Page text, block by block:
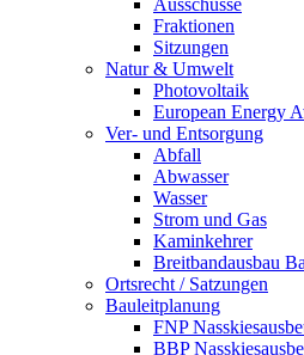
Ausschüsse
Fraktionen
Sitzungen
Natur & Umwelt
Photovoltaik
European Energy
Ver- und Entsorgung
Abfall
Abwasser
Wasser
Strom und Gas
Kaminkehrer
Breitbandausbau
Ortsrecht / Satzungen
Bauleitplanung
FNP
BBP